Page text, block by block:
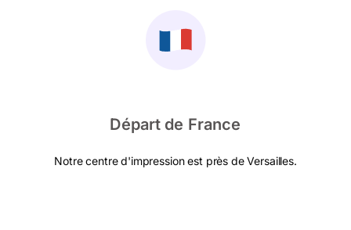
Départ de France
Notre centre d'impression est près de Versailles.